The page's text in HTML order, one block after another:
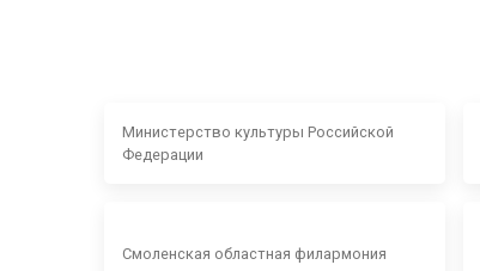
Министерство культуры Российской
Федерации
Смоленская областная филармония